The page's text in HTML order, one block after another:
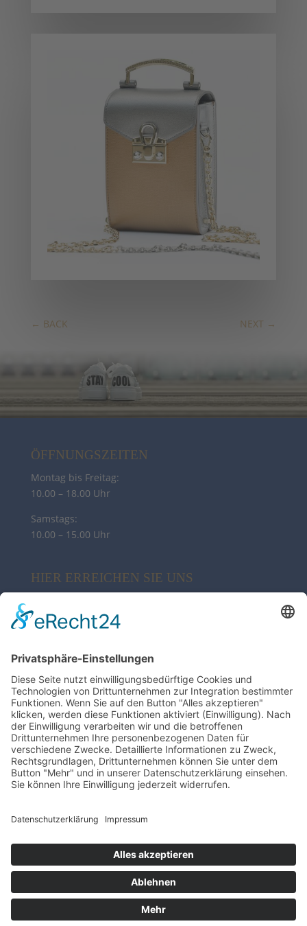
← BACK NEXT →
ÖFFNUNGSZEITEN
Montag bis Freitag:
10.00 – 18.00 Uhr
Samstags:
10.00 – 15.00 Uhr
HIER ERREICHEN SIE UNS
Poststr. 10 | 21244 Buchholz
info@syltcollection.de
ZAHLUNG & VERSAND
Newsletter
© Copyright 2024 My Sylt Collection Fashion. Alle